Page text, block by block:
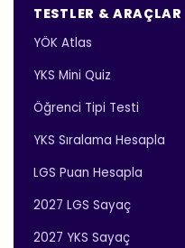
TESTLER & ARAÇLAR
YÖK Atlas
YKS Mini Quiz
Öğrenci Tipi Testi
YKS Sıralama Hesapla
LGS Puan Hesapla
2027 LGS Sayaç
2027 YKS Sayaç